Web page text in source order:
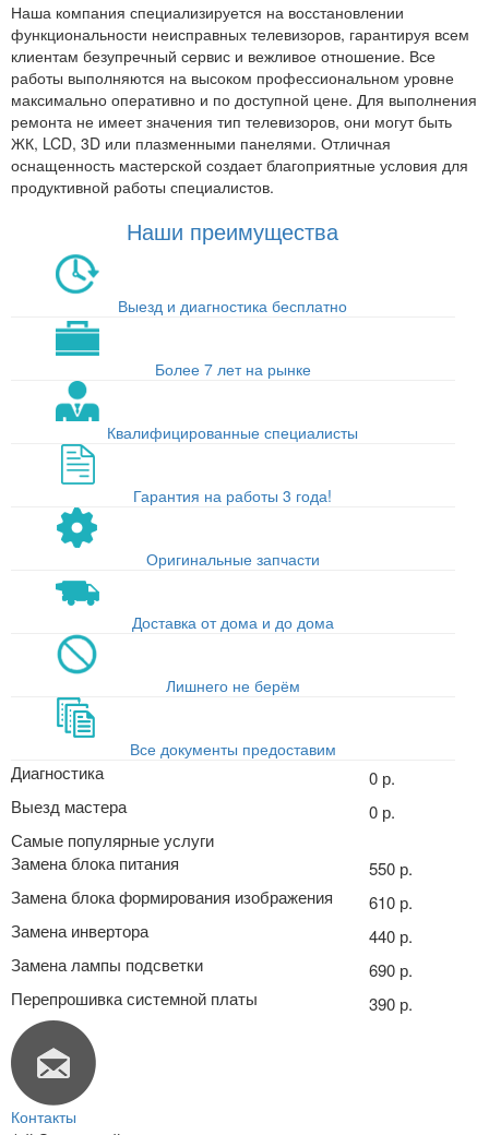
Наша компания специализируется на восстановлении
функциональности неисправных телевизоров, гарантируя всем
клиентам безупречный сервис и вежливое отношение. Все
работы выполняются на высоком профессиональном уровне
максимально оперативно и по доступной цене. Для выполнения
ремонта не имеет значения тип телевизоров, они могут быть
ЖК, LCD, 3D или плазменными панелями. Отличная
оснащенность мастерской создает благоприятные условия для
продуктивной работы специалистов.
Наши преимущества
Выезд и диагностика бесплатно
Более 7 лет на рынке
Квалифицированные специалисты
Гарантия на работы 3 года!
Оригинальные запчасти
Доставка от дома и до дома
Лишнего не берём
Все документы предоставим
Диагностика
0 р.
Выезд мастера
0 р.
Самые популярные услуги
Замена блока питания
550 р.
Замена блока формирования изображения
610 р.
Замена инвертора
440 р.
Замена лампы подсветки
690 р.
Перепрошивка системной платы
390 р.
Контакты